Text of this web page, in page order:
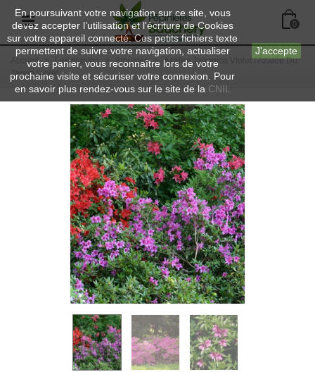
En poursuivant votre navigation sur ce site, vous
devez accepter l’utilisation et l'écriture de Cookies
sur votre appareil connecté. Ces petits fichiers texte
permettent de suivre votre navigation, actualiser
votre panier, vous reconnaître lors de votre
prochaine visite et sécuriser votre connexion. Pour
en savoir plus rendez-vous sur le site de la CNIL
J'accepte
0
Accueil > Les plantes > Arbustes > Azalea Japonica Violet / Azalée Du
Japon Violet